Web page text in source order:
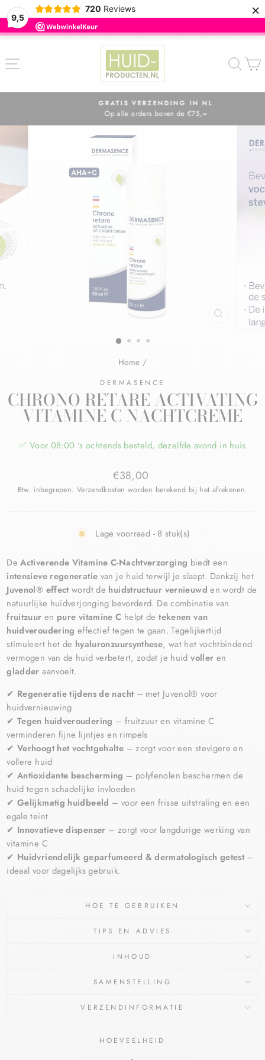
9,5
720 Reviews ×
Diavoorstelling
GRATIS VERZENDING IN NL
Op alle orders boven de €75,=
Home /
DERMASENCE
CHRONO RETARE ACTIVATING
VITAMINE C NACHTCREME
✅ Voor 08:00 's ochtends besteld, dezelfde avond in huis
€38,00
Btw. inbegrepen. Verzendkosten worden berekend bij het afrekenen.
Lage voorraad - 8 stuk(s)
DeActiverende Vitamine C-Nachtverzorging biedt een
intensieve regeneratie van je huid terwijl je slaapt. Dankzij het
Juvenol® effect wordt de huidstructuur vernieuwd en wordt de
natuurlijke huidverjonging bevorderd. De combinatie van
fruitzuur en pure vitamine C helpt detekenen van
huidveroudering effectief tegen te gaan. Tegelijkertijd
stimuleert het de hyaluronzuursynthese, wat het vochtbindend
vermogen van de huid verbetert, zodat je huidvoller en
gladder aanvoelt.
✔ Regeneratie tijdens de nacht – met Juvenol® voor
huidvernieuwing
✔ Tegen huidveroudering – fruitzuur en vitamine C
verminderen fijne lijntjes en rimpels
✔ Verhoogt het vochtgehalte – zorgt voor een stevigere en
vollere huid
✔ Antioxidante bescherming – polyfenolen beschermen de
huid tegen schadelijke invloeden
✔ Gelijkmatig huidbeeld – voor een frisse uitstraling en een
egale teint
✔ Innovatieve dispenser – zorgt voor langdurige werking van
vitamine C
✔ Huidvriendelijk geparfumeerd & dermatologisch getest –
ideaal voor dagelijks gebruik.
HOE TE GEBRUIKEN
TIPS EN ADVIES
INHOUD
SAMENSTELLING
VERZENDINFORMATIE
HOEVEELHEID